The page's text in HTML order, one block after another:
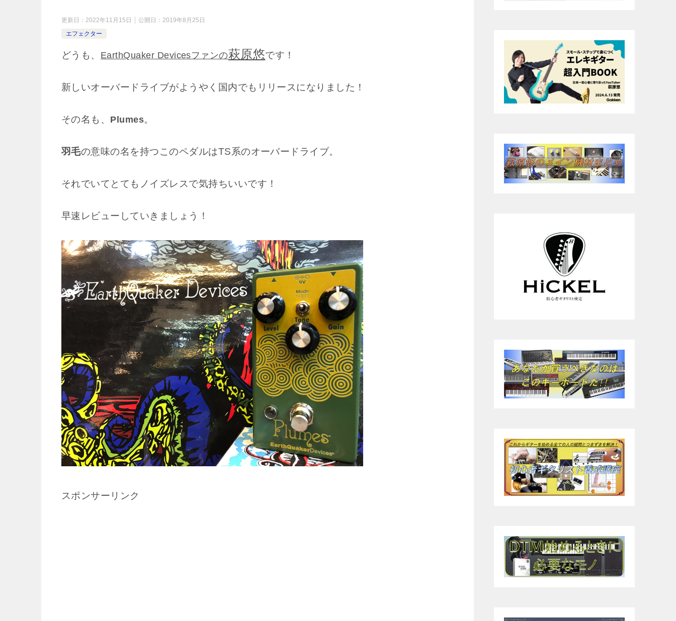
更新日： 2022年11月15日 公開日： 2019年8月25日
エフェクター
どうも、 EarthQuaker Devicesファンの萩原悠です！
新しいオーバードライブがようやく国内でもリリースになりました！
その名も、 Plumes。
羽毛の意味の名を持つこのペダルはTS系のオーバードライブ。
それでいてとてもノイズレスで気持ちいいです！
早速レビューしていきましょう！
スポンサーリンク